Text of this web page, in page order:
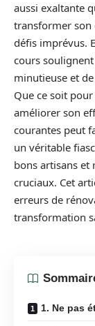
aussi exaltante
transformer son
défis imprévus.
cours
minutieuse et
Que ce soit
améliorer son
courantes peut
un véritable
bons artisans et
cruciaux. Cet
erreurs de
transformation
1. Ne pas